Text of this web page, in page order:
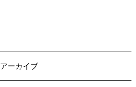
アーカイブ